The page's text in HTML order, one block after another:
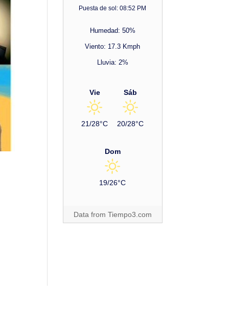
Puesta de sol: 08:52 PM
Humedad: 50%
Viento: 17.3 Kmph
Lluvia: 2%
Vie
21/28°C
Sáb
20/28°C
Dom
19/26°C
Data from Tiempo3.com